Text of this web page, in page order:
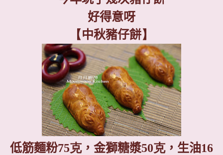
好得意呀
【中秋豬仔餅】
低筋麵粉75克，金獅糖漿50克，生油16